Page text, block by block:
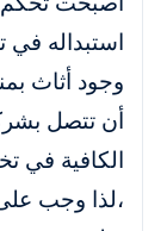
استبداله
وجود أثاث
أن تتصل
الكافية في
،لذا وجب